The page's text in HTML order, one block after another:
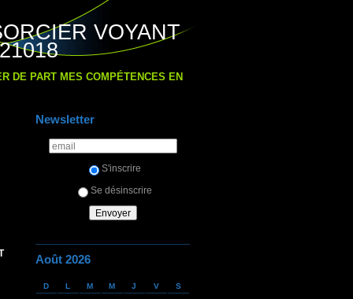
VOYANT
DE PART MES COMPÉTENCES EN
Newsletter
S'inscrire
Se désinscrire
Août 2026
D L M M J V S